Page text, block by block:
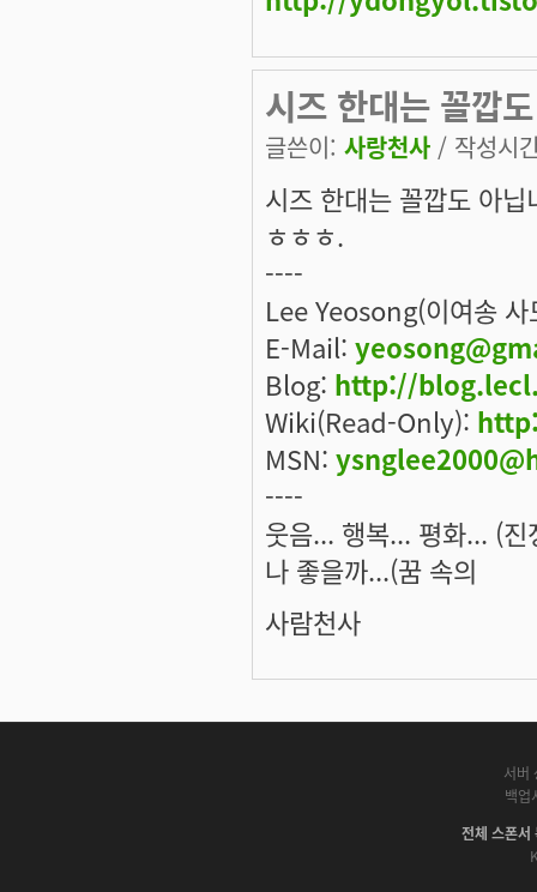
시즈 한대는 꼴깝도
글쓴이: 사랑천사 / 작성시
시즈 한대는 꼴깝도 아
ㅎㅎㅎ.
----
Lee Yeosong(이여송 사
E-Mail:
Blog: http://
Wiki(Read-Only):
MSN:
----
웃음... 행복... 평화... (
나 좋을까...(꿈 속의
사람천사
서버
백업
전체 스폰서